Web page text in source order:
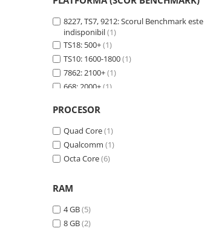
8227, TS7, 9212: Scorul Benchmark este
indisponibil(1)
TS18: 500+(1)
TS10: 1600-1800(1)
7862: 2100+(1)
668: 2000+(1)
PROCESOR
Quad Core(1)
Qualcomm (1)
Octa Core(6)
RAM
4 GB(5)
8 GB(2)